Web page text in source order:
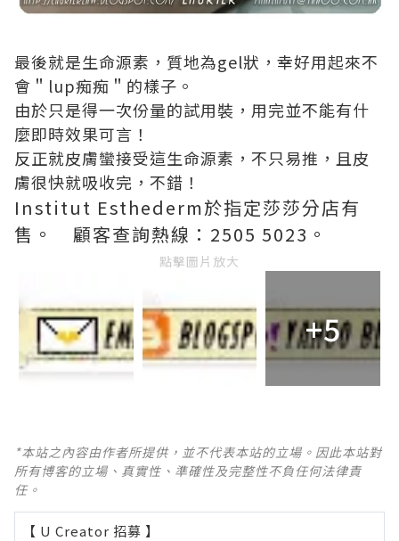
最後就是生命源素，質地為gel狀，幸好用起來不
會＂lup痴痴＂的樣子。
由於只是得一次份量的試用裝，用完並不能有什
麼即時效果可言！
反正就皮膚蠻接受這生命源素，不只易推，且皮
膚很快就吸收完，不錯！
Institut Esthederm於指定莎莎分店有
售。 顧客查詢熱線：2505 5023。
點擊圖片放大
+5
*本站之內容由作者所提供，並不代表本站的立場。因此本站對
所有博客的立場、真實性、準確性及完整性不負任何法律責
任。
【 U Creator 招募 】